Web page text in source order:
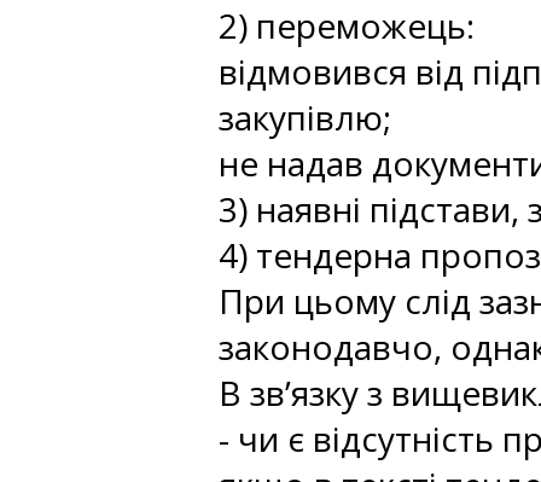
2) переможець:
відмовився від
закупівлю;
не надав
3) наявні підстави,
4) тендерна
При цьому слід
законодавчо,
В зв’язку з
- чи є відсутність